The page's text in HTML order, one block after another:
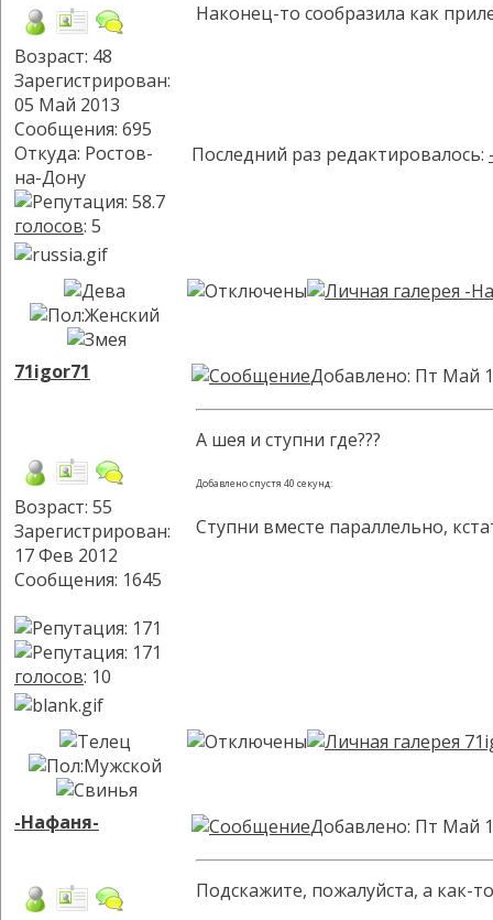
Возраст: 48
Зарегистрирован:
05 Май 2013
Сообщения: 695
Откуда: Ростов-
на-Дону
голосов: 5
Наконец-то сообразила как
Последний раз редактировалось:
71igor71
Возраст: 55
Зарегистрирован:
17 Фев 2012
Сообщения: 1645
голосов: 10
Добавлено: Пт Май
А шея и ступни где???
Добавлено спустя 40 секунд:
Ступни вместе параллельно,
-Нафаня- Добавлено: Пт Май
Подскажите, пожалуйста, а как-